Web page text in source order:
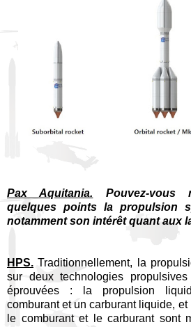
Pax Aquitania.
Pouvez-vous
quelques points la propulsion
notamment son intérêt quant aux
HPS. Traditionnellement, la
sur deux technologies
éprouvées : la propulsion
comburant et un carburant liquide,
le comburant et le carburant sont